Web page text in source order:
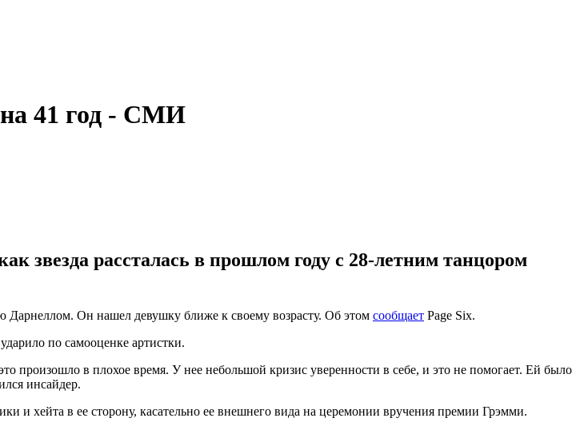
на 41 год - СМИ
звезда рассталась в прошлом году с 28-летним танцором
Он нашел девушку ближе к своему возрасту. Об этом сообщает Page Six.
по самооценке артистки.
произошло в плохое время. У нее небольшой кризис уверенности в себе, и это не помогает. Ей было
инсайдер.
и хейта в ее сторону, касательно ее внешнего вида на церемонии вручения премии Грэмми.